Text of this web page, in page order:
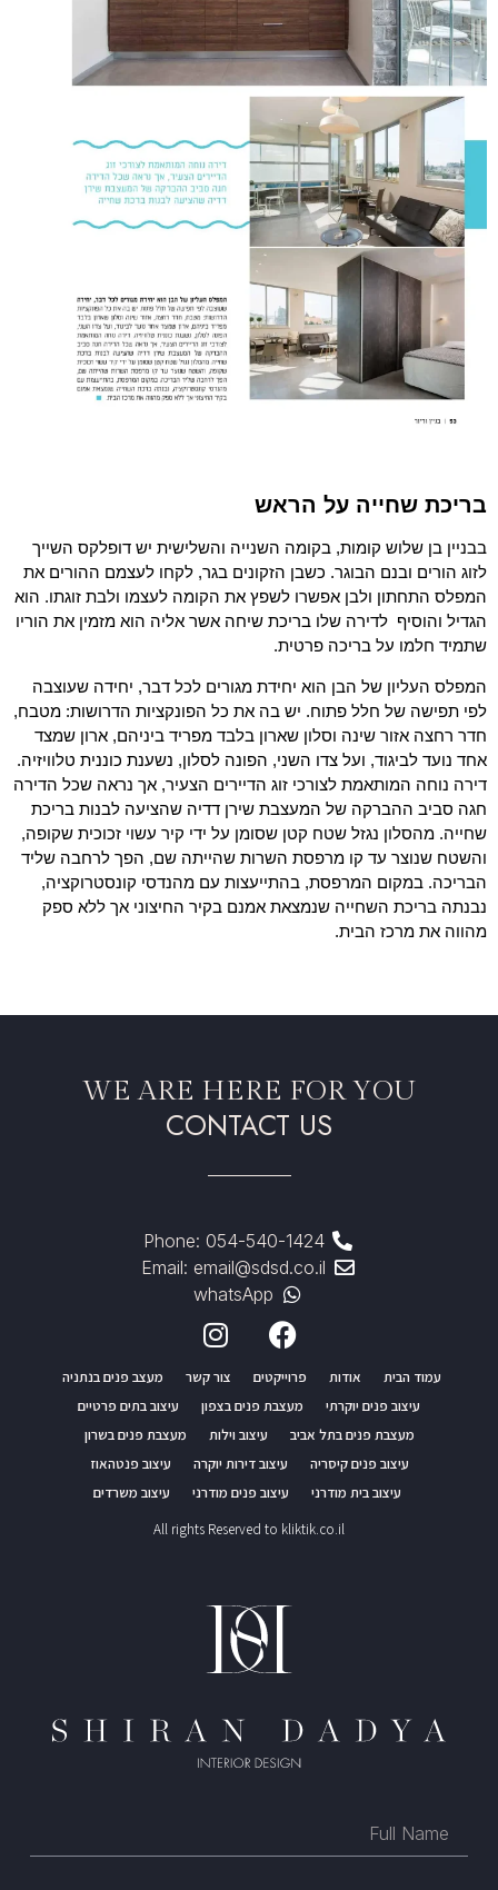
בריכת שחייה על הראש
בבניין בן שלוש קומות, בקומה השנייה והשלישית יש דופלקס השייך
לזוג הורים ובנם הבוגר. כשבן הזקונים בגר, לקחו לעצמם ההורים את
המפלס התחתון ולבן אפשרו לשפץ את הקומה לעצמו ולבת זוגתו. הוא
הגדיל והוסיף לדירה שלו בריכת שיחה אשר אליה הוא מזמין את הוריו
שתמיד חלמו על בריכה פרטית.
המפלס העליון של הבן הוא יחידת מגורים לכל דבר, יחידה שעוצבה
לפי תפישה של חלל פתוח. יש בה את כל הפונקציות הדרושות: מטבח,
חדר רחצה אזור שינה וסלון שארון בלבד מפריד ביניהם, ארון שמצד
אחד נועד לביגוד, ועל צדו השני, הפונה לסלון, נשענת כוננית טלוויזיה.
דירה נוחה המותאמת לצורכי זוג הדיירים הצעיר, אך נראה שכל הדירה
חגה סביב ההברקה של המעצבת שירן דדיה שהציעה לבנות בריכת
שחייה. מהסלון נגזל שטח קטן שסומן על ידי קיר עשוי זכוכית שקופה,
והשטח שנוצר עד קו מרפסת השרות שהייתה שם, הפך לרחבה שליד
הבריכה. במקום המרפסת, בהתייעצות עם מהנדסי קונסטרוקציה,
נבנתה בריכת השחייה שנמצאת אמנם בקיר החיצוני אך ללא ספק
מהווה את מרכז הבית.
WE ARE HERE FOR YOU
CONTACT US
Phone: 054-540-1424
Email: email@sdsd.co.il
whatsApp
עמוד הבית אודות פרוייקטים צור קשר
מעצב פנים בנתניה
עיצוב פנים יוקרתי
מעצבת פנים בצפון
עיצוב בתים פרטיים
מעצבת פנים בתל אביב
עיצוב וילות
מעצבת פנים בשרון
עיצוב פנים קיסריה
עיצוב דירות יוקרה
עיצוב פנטהאוז
עיצוב בית מודרני
עיצוב פנים מודרני
עיצוב משרדים
All rights Reserved to kliktik.co.il